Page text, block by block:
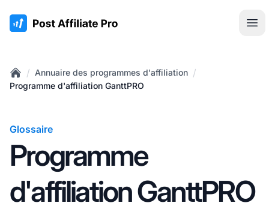
:site.title
Home
/ Annuaire des programmes d'affiliation /
Programme d'affiliation GanttPRO
Glossaire
Programme
d'affiliation GanttPRO